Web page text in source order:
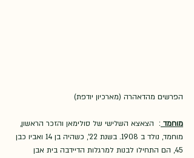
הפרשים מהדאהרה (מארכיון יודפת)
מוחמד :  הצאצא השלישי של סולימאן והזכר הראשון,
מוחמד, נולד ב 1908. בשנת 22', כשהיה בן 14 ואביו כבן
45, הם התחילו לבנות למרגלות הדיידבה בית אבן